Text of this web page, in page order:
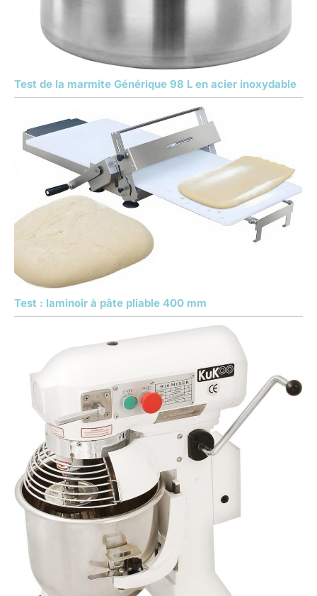
Test de la marmite Générique 98 L en acier inoxydable
Test : laminoir à pâte pliable 400 mm